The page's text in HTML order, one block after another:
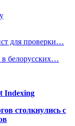
для проверки…
белорусских…
Indexing
столкнулись с